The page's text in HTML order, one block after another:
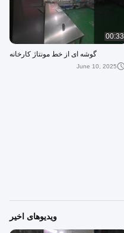
00:33
گوشه ای از خط مونتاژ کارخانه
June 10, 2025
ویدیوهای اخیر